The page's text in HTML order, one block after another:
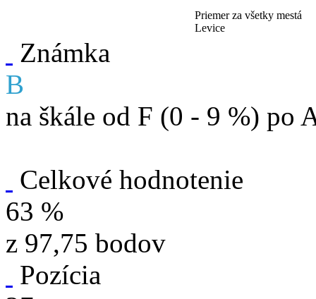
Priemer za všetky mestá
Levice
Známka
B
na škále od F (0 - 9 %) po
Celkové hodnotenie
63 %
z 97,75 bodov
Pozícia